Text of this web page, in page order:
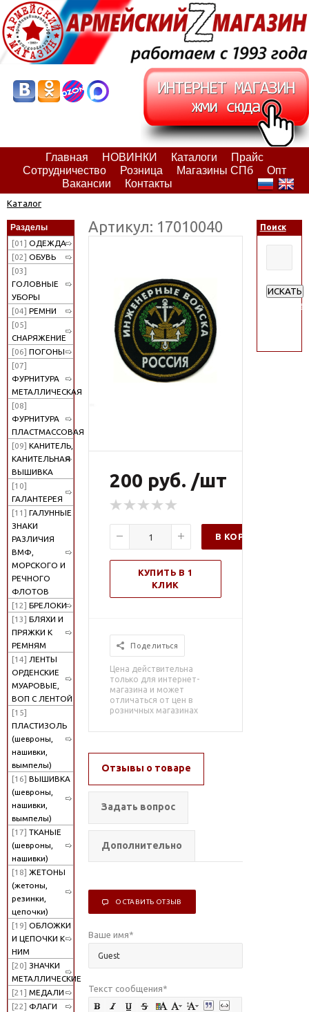
Главная НОВИНКИ Каталоги
Прайс
Сотрудничество
Розница Магазины СПб
Опт
Вакансии
Контакты
Каталог
Разделы
[01] ОДЕЖДА
[02] ОБУВЬ
[03]
ГОЛОВНЫЕ
УБОРЫ
[04] РЕМНИ
[05]
СНАРЯЖЕНИЕ
[06] ПОГОНЫ
[07]
ФУРНИТУРА
МЕТАЛЛИЧЕСКАЯ
[08]
ФУРНИТУРА
ПЛАСТМАССОВАЯ
[09] КАНИТЕЛЬ,
КАНИТЕЛЬНАЯ
ВЫШИВКА
[10]
ГАЛАНТЕРЕЯ
[11] ГАЛУННЫЕ
ЗНАКИ
РАЗЛИЧИЯ
ВМФ,
МОРСКОГО И
РЕЧНОГО
ФЛОТОВ
[12] БРЕЛОКИ
[13] БЛЯХИ И
ПРЯЖКИ К
РЕМНЯМ
[14] ЛЕНТЫ
ОРДЕНСКИЕ
МУАРОВЫЕ,
ВОП С ЛЕНТОЙ
[15]
ПЛАСТИЗОЛЬ
(шевроны,
нашивки,
вымпелы)
[16] ВЫШИВКА
(шевроны,
нашивки,
вымпелы)
[17] ТКАНЫЕ
(шевроны,
нашивки)
[18] ЖЕТОНЫ
(жетоны,
резинки,
цепочки)
[19] ОБЛОЖКИ
И ЦЕПОЧКИ К
НИМ
[20] ЗНАЧКИ
МЕТАЛЛИЧЕСКИЕ
[21] МЕДАЛИ
[22] ФЛАГИ
Артикул: 17010040
200 руб. /шт
В КОРЗИНУ
КУПИТЬ В 1
КЛИК
Поделиться
Цена действительна
только для интернет-
магазина и может
отличаться от цен в
розничных магазинах
Отзывы о товаре
Задать вопрос
Дополнительно
ОСТАВИТЬ ОТЗЫВ
Ваше имя*
Текст сообщения*
Поиск
ИСКАТЬ